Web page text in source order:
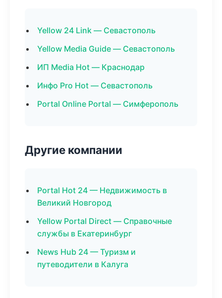
Yellow 24 Link — Севастополь
Yellow Media Guide — Севастополь
ИП Media Hot — Краснодар
Инфо Pro Hot — Севастополь
Portal Online Portal — Симферополь
Другие компании
Portal Hot 24 — Недвижимость в
Великий Новгород
Yellow Portal Direct — Справочные
службы в Екатеринбург
News Hub 24 — Туризм и
путеводители в Калуга